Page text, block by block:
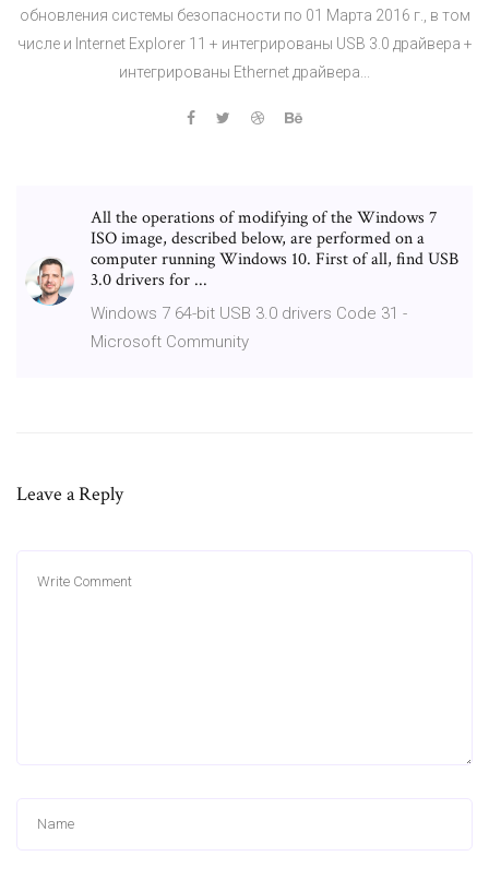
обновления системы безопасности по 01 Марта 2016 г., в том
числе и Internet Explorer 11 + интегрированы USB 3.0 драйвера +
интегрированы Ethernet драйвера...
All the operations of modifying of the Windows 7
ISO image, described below, are performed on a
computer running Windows 10. First of all, find USB
3.0 drivers for ...
Windows 7 64-bit USB 3.0 drivers Code 31 -
Microsoft Community
Leave a Reply